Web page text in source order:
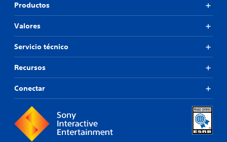
Productos
Valores
Servicio técnico
Recursos
Conectar